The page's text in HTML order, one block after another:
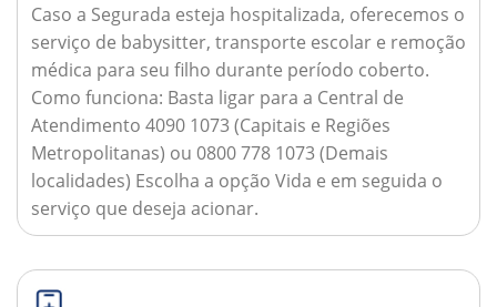
Caso a Segurada esteja hospitalizada, oferecemos o
serviço de babysitter, transporte escolar e remoção
médica para seu filho durante período coberto.
Como funciona: Basta ligar para a Central de
Atendimento 4090 1073 (Capitais e Regiões
Metropolitanas) ou 0800 778 1073 (Demais
localidades) Escolha a opção Vida e em seguida o
serviço que deseja acionar.